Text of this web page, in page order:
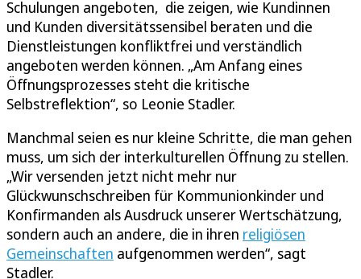
Schulungen angeboten, die zeigen, wie Kundinnen
und Kunden diversitätssensibel beraten und die
Dienstleistungen konfliktfrei und verständlich
angeboten werden können. „Am Anfang eines
Öffnungsprozesses steht die kritische
Selbstreflektion“, so Leonie Stadler.
Manchmal seien es nur kleine Schritte, die man gehen
muss, um sich der interkulturellen Öffnung zu stellen.
„Wir versenden jetzt nicht mehr nur
Glückwunschschreiben für Kommunionkinder und
Konfirmanden als Ausdruck unserer Wertschätzung,
sondern auch an andere, die in ihren religiösen
Gemeinschaften aufgenommen werden“, sagt
Stadler.